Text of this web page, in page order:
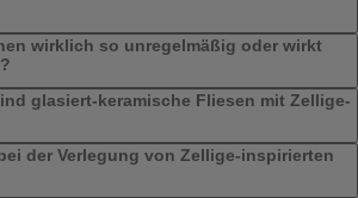
wirklich so unregelmäßig oder wirkt
glasiert-keramische Fliesen mit Zellige-
der Verlegung von Zellige-inspirierten